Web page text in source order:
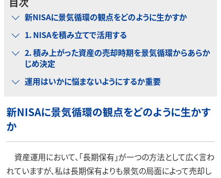
新NISAに景気循環の観点をどのように生かすか
1．NISAを積み立てで活用する
2．積み上がった資産の売却時期を景気循環からあらか
じめ決定
運用はいかに悩まないようにするか重要
新NISAに景気循環の観点をどのように生かす
か
資産運用において、「長期保有」が一つの方法として広く言わ
れていますが、私は長期保有よりも景気の局面によって売却し